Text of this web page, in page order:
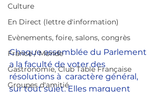
Culture
En Direct (lettre d'information)
Evènements, foire, salons, congrès
France / Monde
Gastronomie, Club Table Française
Groupes d'amitié
Chaque assemblée du Parlement
a la faculté de voter des
résolutions à  caractère général,
sur tout sujet. Elles marquent